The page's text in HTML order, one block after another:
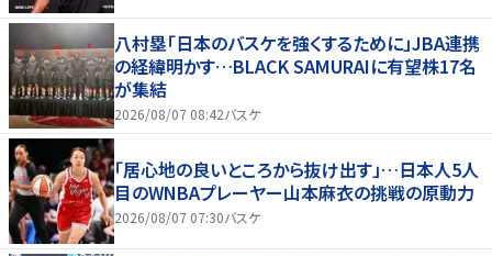
八村塁「日本のバスケを強くするために」JBA連携
の経緯明かす…BLACK SAMURAIに有望株17名
が集結
2026/08/07 08:42バスケ
「居心地の良いところから抜け出す」…日本人5人
目のWNBAプレーヤー山本麻衣の挑戦の原動力
2026/08/07 07:30バスケ